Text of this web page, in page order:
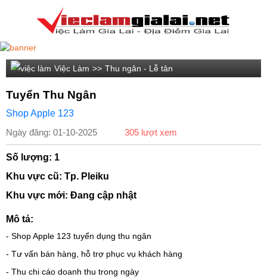
Việc Làm >> Thu ngân - Lễ tân
Tuyển Thu Ngân
Shop Apple 123
Ngày đăng: 01-10-2025
305 lượt xem
Số lượng: 1
Khu vực cũ: Tp. Pleiku
Khu vực mới: Đang cập nhật
Mô tả:
- Shop Apple 123 tuyển dụng thu ngân
- Tư vấn bán hàng, hỗ trợ phục vụ khách hàng
- Thu chi cáo doanh thu trong ngày